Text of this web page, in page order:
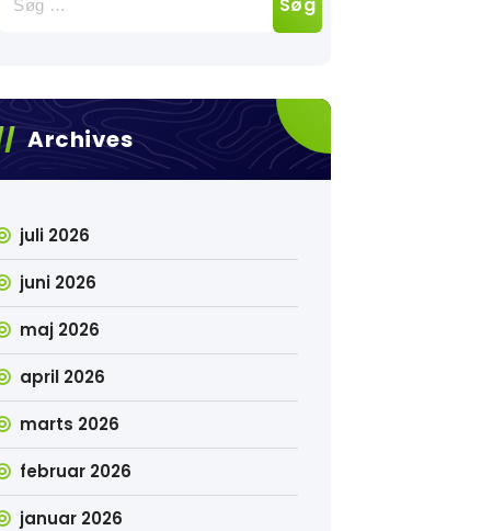
efter:
Archives
juli 2026
juni 2026
maj 2026
april 2026
marts 2026
februar 2026
januar 2026